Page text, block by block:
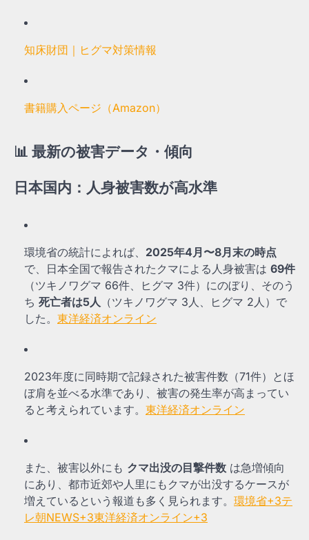
知床財団｜ヒグマ対策情報
書籍購入ページ（Amazon）
📊 最新の被害データ・傾向
日本国内：人身被害数が高水準
環境省の統計によれば、 2025年4月〜8月末の時点
で、日本全国で報告されたクマによる人身被害は 69件
（ツキノワグマ 66件、ヒグマ 3件）にのぼり、そのう
ち 死亡者は5人 （ツキノワグマ 3人、ヒグマ 2人）で
した。 東洋経済オンライン
2023年度に同時期で記録された被害件数（71件）とほ
ぼ肩を並べる水準であり、被害の発生率が高まってい
ると考えられています。 東洋経済オンライン
また、被害以外にも クマ出没の目撃件数 は急増傾向
にあり、都市近郊や人里にもクマが出没するケースが
増えているという報道も多く見られます。 環境省+3テ
レ朝NEWS+3東洋経済オンライン+3